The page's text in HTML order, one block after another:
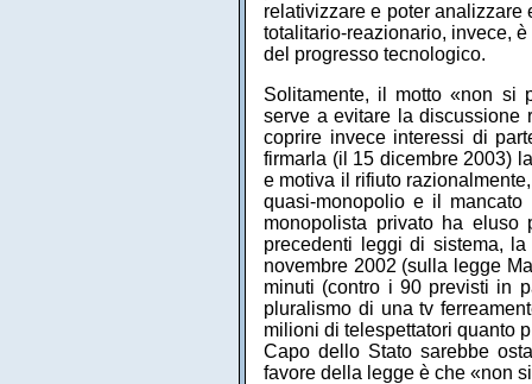
relativizzare e poter analizzare
totalitario-reazionario, invece,
del progresso tecnologico.
Solitamente, il motto «non si
serve a evitare la discussione
coprire invece interessi di
firmarla (il 15 dicembre 2003)
e motiva il rifiuto
quasi-monopolio e il
monopolista privato ha
precedenti leggi di sistema,
novembre 2002 (sulla legge
minuti (contro i 90 previsti in
pluralismo di una tv
milioni di telespettatori quanto
Capo dello Stato sarebbe
favore della legge è che «non